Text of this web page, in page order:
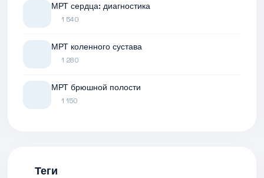
МРТ сердца: диагностика
1 540
МРТ коленного сустава
1 280
МРТ брюшной полости
1 150
Теги